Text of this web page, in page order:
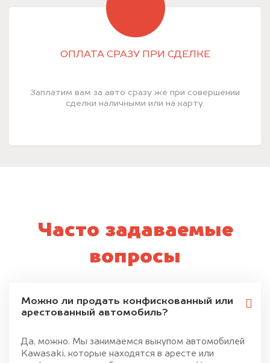
ОПЛАТА СРАЗУ ПРИ СДЕЛКЕ
Заплатим вам за авто сразу же при совершении
сделки наличными или на карту.
Часто задаваемые
вопросы
Можно ли продать конфискованный или
арестованный автомобиль?
Да, можно. Мы занимаемся выкупом автомобилей
Kawasaki, которые находятся в аресте или